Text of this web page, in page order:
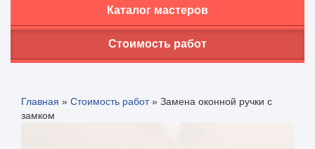
Каталог мастеров
Стоимость работ
Главная » Стоимость работ» Замена оконной ручки с
замком